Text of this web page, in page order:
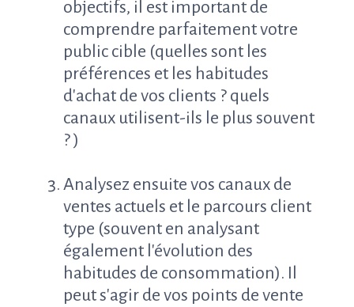
objectifs, il est important de
comprendre parfaitement votre
public cible (quelles sont les
préférences et les habitudes
d'achat de vos clients ? quels
canaux utilisent-ils le plus souvent
? )
Analysez ensuite vos canaux de
ventes actuels et le parcours client
type (souvent en analysant
également l'évolution des
habitudes de consommation). Il
peut s'agir de vos points de vente